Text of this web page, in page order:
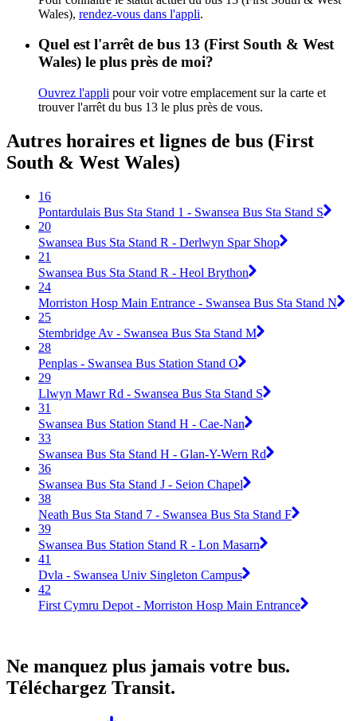
Wales), rendez-vous dans l'appli.
Quel est l'arrêt de bus 13 (First South & West
Wales) le plus près de moi?
Ouvrez l'appli pour voir votre emplacement sur la carte et
trouver l'arrêt du bus 13 le plus près de vous.
Autres horaires et lignes de bus (First
South & West Wales)
16
Pontardulais Bus Sta Stand 1 - Swansea Bus Sta Stand S
20
Swansea Bus Sta Stand R - Derlwyn Spar Shop
21
Swansea Bus Sta Stand R - Heol Brython
24
Morriston Hosp Main Entrance - Swansea Bus Sta Stand N
25
Stembridge Av - Swansea Bus Sta Stand M
28
Penplas - Swansea Bus Station Stand O
29
Llwyn Mawr Rd - Swansea Bus Sta Stand S
31
Swansea Bus Station Stand H - Cae-Nan
33
Swansea Bus Sta Stand H - Glan-Y-Wern Rd
36
Swansea Bus Sta Stand J - Seion Chapel
38
Neath Bus Sta Stand 7 - Swansea Bus Sta Stand F
39
Swansea Bus Station Stand R - Lon Masarn
41
Dvla - Swansea Univ Singleton Campus
42
First Cymru Depot - Morriston Hosp Main Entrance
Ne manquez plus jamais votre bus.
Téléchargez Transit.